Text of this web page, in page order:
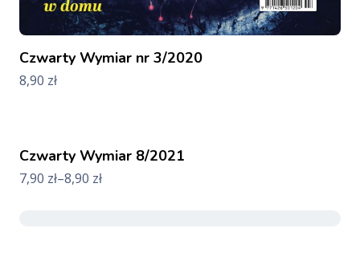
Czwarty Wymiar nr 3/2020
8,90 zł
Czwarty Wymiar 8/2021
7,90 zł–8,90 zł